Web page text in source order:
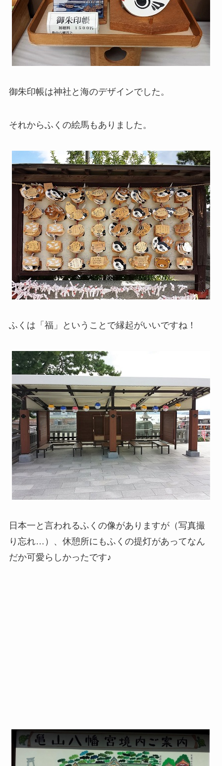
御朱印帳は神社と海のデザインでした。
それからふくの絵馬もありました。
ふくは「福」ということで縁起がいいですね！
日本一と言われるふくの像がありますが（写真撮
り忘れ…）、休憩所にもふくの提灯があってなん
だか可愛らしかったです♪